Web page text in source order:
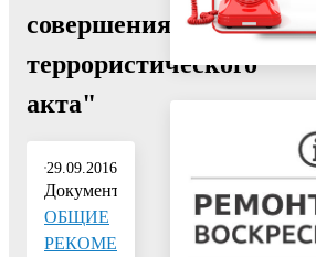
совершения
террористического
акта"
29.09.2016
Документ:
ОБЩИЕ
РЕКОМЕ